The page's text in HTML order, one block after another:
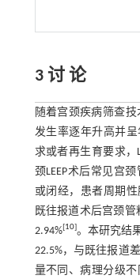
3 讨 论
随着宫颈疾病筛查
发生率逐年升高并
求或者再生育要求，
颈LEEP术后常见宫
或闭经，患者周期
既往报道术后宫颈管
2.94% 10] 。本研究结
22.5%，与既往报道
量不同、病理分级